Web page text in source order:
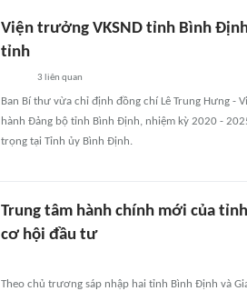
Viện trưởng VKSND tỉnh Bình
tỉnh
3 liên quan
Ban Bí thư vừa chỉ định đồng chí Lê Trung Hưng -
hành Đảng bộ tỉnh Bình Định, nhiệm kỳ 2020 -
trọng tại Tỉnh ủy Bình Định.
Trung tâm hành chính mới của
cơ hội đầu tư
Theo chủ trương sáp nhập hai tỉnh Bình Định và